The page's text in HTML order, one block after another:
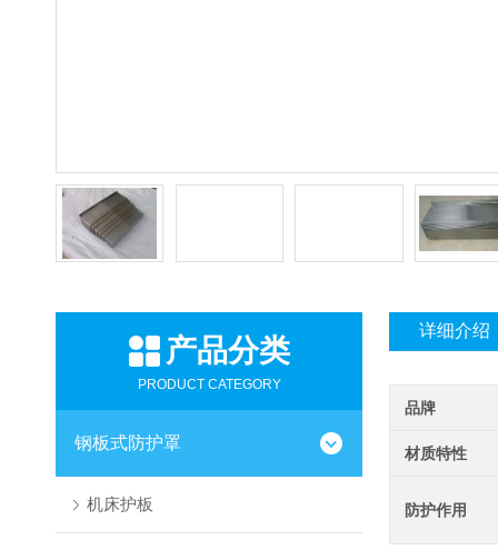
产品分类
PRODUCT CATEGORY
钢板式防护罩
机床护板
详细介绍
品牌
材质特性
防护作用